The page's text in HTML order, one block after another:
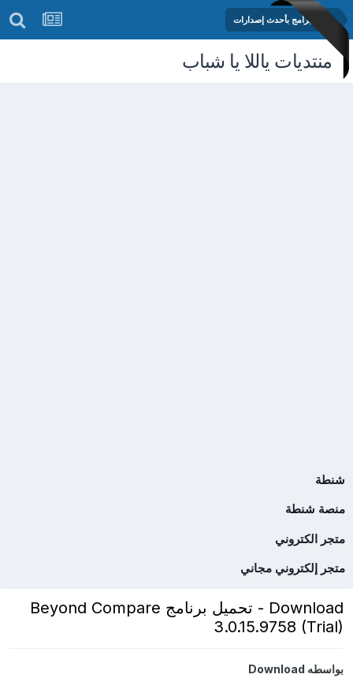
مكتبة البرامج بأحدث إصدارات
منتديات ياللا يا شباب
شنطة
منصة شنطة
متجر الكتروني
متجر إلكتروني مجاني
Download - تحميل برنامج Beyond Compare
3.0.15.9758 (Trial)
بواسطهDownload